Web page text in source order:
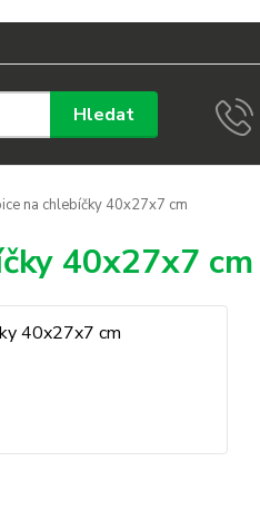
Hledat
na chlebíčky 40x27x7 cm
40x27x7 cm